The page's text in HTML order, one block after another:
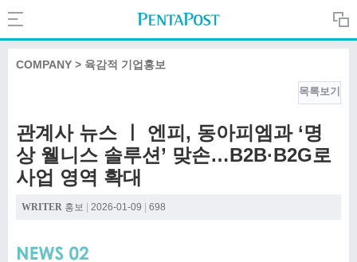
COMPANY
CULTURE
Search
PentaPost.net
COMPANY > 육감적 기업홍보
목록보기
관계사 뉴스 ㅣ 엔피, 동아피엠과 ‘명
상 웰니스 솔루션’ 맞손…B2B·B2G로
사업 영역 확대
WRITER 홍보 2026-01-09 698